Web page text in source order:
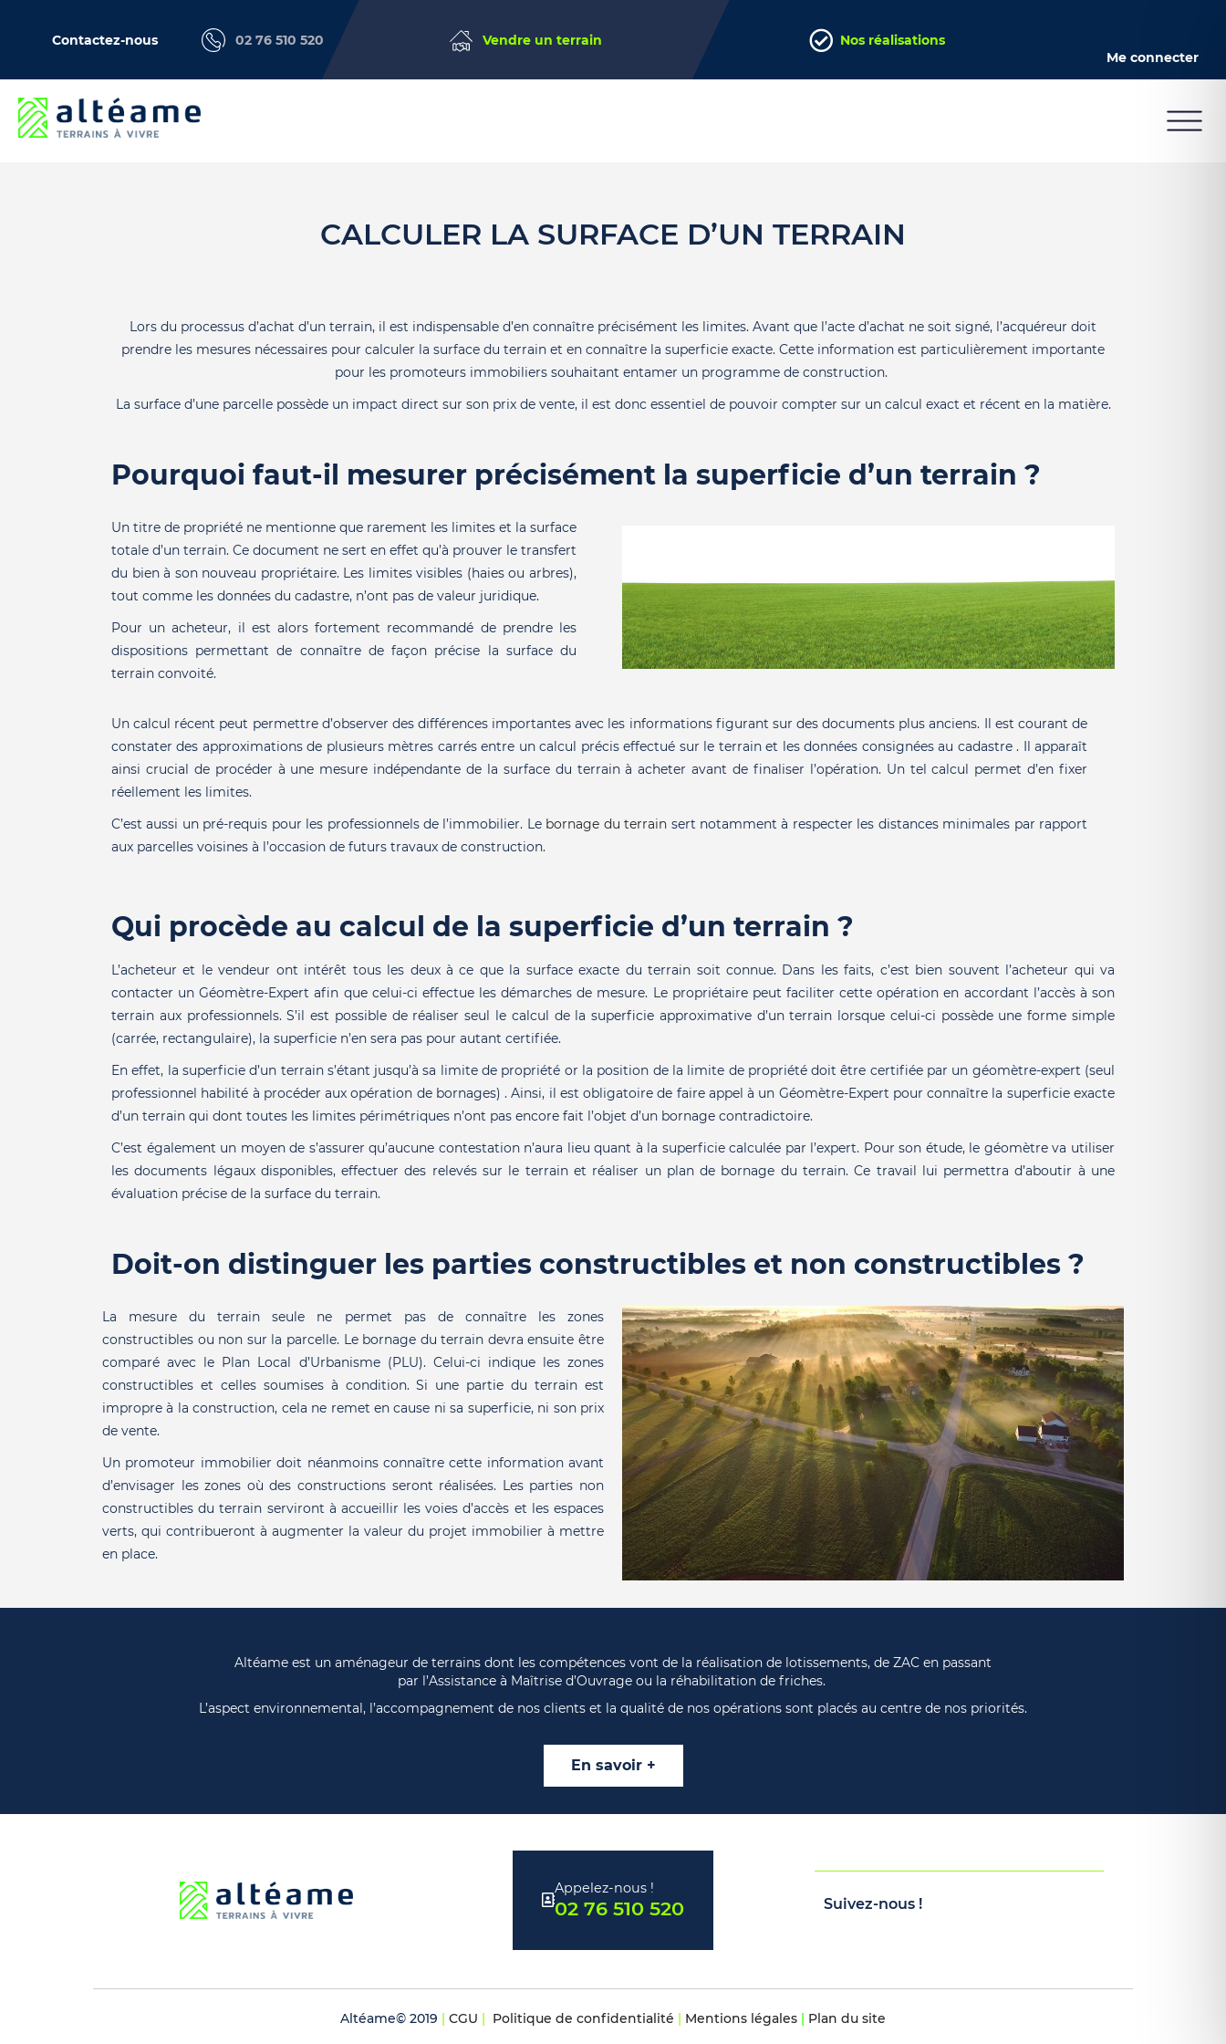
Contactez-nous 02 76 510 520 Vendre un terrain
Nos réalisations
Me connecter
CALCULER LA SURFACE D’UN TERRAIN
Lors du processus d’achat d’un terrain, il est indispensable d’en connaître précisément les limites. Avant que l’acte d’achat ne soit signé, l’acquéreur doit
prendre les mesures nécessaires pour calculer la surface du terrain et en connaître la superficie exacte. Cette information est particulièrement importante
pour les promoteurs immobiliers souhaitant entamer un programme de construction.
La surface d’une parcelle possède un impact direct sur son prix de vente, il est donc essentiel de pouvoir compter sur un calcul exact et récent en la matière.
Pourquoi faut-il mesurer précisément la superficie d’un terrain ?
Un titre de propriété ne mentionne que rarement les limites et la surface
totale d’un terrain. Ce document ne sert en effet qu’à prouver le transfert
du bien à son nouveau propriétaire. Les limites visibles (haies ou arbres),
tout comme les données du cadastre, n’ont pas de valeur juridique.
Pour un acheteur, il est alors fortement recommandé de prendre les
dispositions permettant de connaître de façon précise la surface du
terrain convoité.
Un calcul récent peut permettre d’observer des différences importantes avec les informations figurant sur des documents plus anciens. Il est courant de
constater des approximations de plusieurs mètres carrés entre un calcul précis effectué sur le terrain et les données consignées au cadastre . Il apparaît
ainsi crucial de procéder à une mesure indépendante de la surface du terrain à acheter avant de finaliser l’opération. Un tel calcul permet d’en fixer
réellement les limites.
C’est aussi un pré-requis pour les professionnels de l’immobilier. Le bornage du terrain sert notamment à respecter les distances minimales par rapport
aux parcelles voisines à l’occasion de futurs travaux de construction.
Qui procède au calcul de la superficie d’un terrain ?
L’acheteur et le vendeur ont intérêt tous les deux à ce que la surface exacte du terrain soit connue. Dans les faits, c’est bien souvent l’acheteur qui va
contacter un Géomètre-Expert afin que celui-ci effectue les démarches de mesure. Le propriétaire peut faciliter cette opération en accordant l’accès à son
terrain aux professionnels. S’il est possible de réaliser seul le calcul de la superficie approximative d’un terrain lorsque celui-ci possède une forme simple
(carrée, rectangulaire), la superficie n’en sera pas pour autant certifiée.
En effet, la superficie d’un terrain s’étant jusqu’à sa limite de propriété or la position de la limite de propriété doit être certifiée par un géomètre-expert (seul
professionnel habilité à procéder aux opération de bornages) . Ainsi, il est obligatoire de faire appel à un Géomètre-Expert pour connaître la superficie exacte
d’un terrain qui dont toutes les limites périmétriques n’ont pas encore fait l’objet d’un bornage contradictoire.
C’est également un moyen de s’assurer qu’aucune contestation n’aura lieu quant à la superficie calculée par l’expert. Pour son étude, le géomètre va utiliser
les documents légaux disponibles, effectuer des relevés sur le terrain et réaliser un plan de bornage du terrain. Ce travail lui permettra d’aboutir à une
évaluation précise de la surface du terrain.
Doit-on distinguer les parties constructibles et non constructibles ?
La mesure du terrain seule ne permet pas de connaître les zones
constructibles ou non sur la parcelle. Le bornage du terrain devra ensuite être
comparé avec le Plan Local d’Urbanisme(PLU). Celui-ci indique les zones
constructibles et celles soumises à condition. Si une partie du terrain est
impropre à la construction, cela ne remet en cause ni sa superficie, ni son prix
de vente.
Un promoteur immobilier doit néanmoins connaître cette information avant
d’envisager les zones où des constructions seront réalisées. Les parties non
constructibles du terrain serviront à accueillir les voies d’accès et les espaces
verts, qui contribueront à augmenter la valeur du projet immobilier à mettre
en place.
Altéame est un aménageur de terrains dont les compétences vont de la réalisation de lotissements, de ZAC en passant
par l’Assistance à Maîtrise d’Ouvrage ou la réhabilitation de friches.
L’aspect environnemental, l’accompagnement de nos clients et la qualité de nos opérations sont placés au centre de nos priorités.
En savoir +
Appelez-nous !
02 76 510 520 Suivez-nous !
Altéame© 2019 | CGU | Politique de confidentialité | Mentions légales | Plan du site